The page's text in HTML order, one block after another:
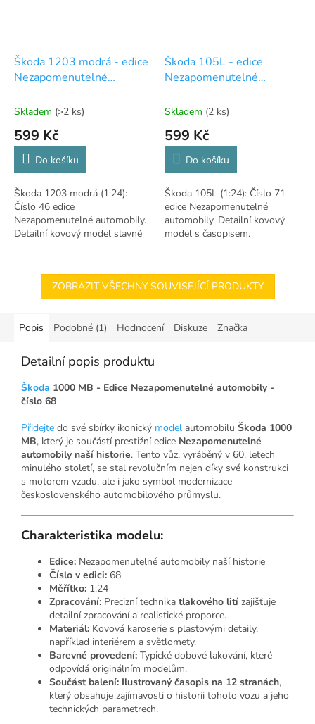
Škoda 1203 modrá - edice
Nezapomenutelné
Skladem (>2 ks)
599 Kč
Do košíku
Škoda 1203 modrá (1:24):
Číslo 46 edice
Nezapomenutelné automobily.
Detailní kovový model slavné
Škoda 105L - edice
Nezapomenutelné
Skladem (2 ks)
599 Kč
Do košíku
Škoda 105L (1:24): Číslo 71
edice Nezapomenutelné
automobily. Detailní kovový
model s časopisem.
ZOBRAZIT VŠECHNY SOUVISEJÍCÍ PRODUKTY
Popis Podobné (1) Hodnocení Diskuze Značka
Detailní popis produktu
Škoda 1000 MB - Edice Nezapomenutelné automobily -
číslo 68
Přidejte do své sbírky ikonický model automobilu Škoda 1000
MB, který je součástí prestižní edice Nezapomenutelné
automobily naší historie. Tento vůz, vyráběný v 60. letech
minulého století, se stal revolučním nejen díky své konstrukci
s motorem vzadu, ale i jako symbol modernizace
československého automobilového průmyslu.
Charakteristika modelu:
Edice: Nezapomenutelné automobily naší historie
Číslo v edici: 68
Měřítko: 1:24
Zpracování: Precizní technika tlakového lití zajišťuje
detailní zpracování a realistické proporce.
Materiál: Kovová karoserie s plastovými detaily,
například interiérem a světlomety.
Barevné provedení: Typické dobové lakování, které
odpovídá originálním modelům.
Součást balení: Ilustrovaný časopis na 12 stranách,
který obsahuje zajímavosti o historii tohoto vozu a jeho
technických parametrech.